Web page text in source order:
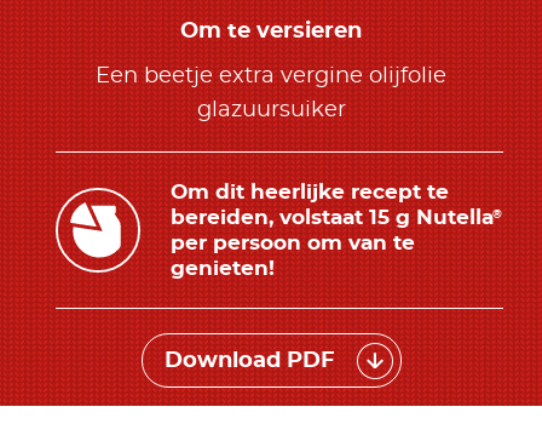
Om te versieren
Een beetje extra vergine olijfolie
glazuursuiker
Om dit heerlijke recept te
bereiden, volstaat 15 g Nutella®
per persoon om van te
genieten!
Download PDF